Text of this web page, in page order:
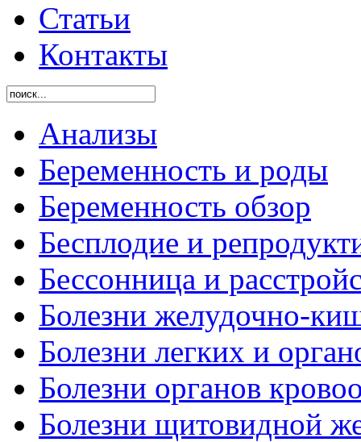
Статьи
Контакты
Анализы
Беременность и роды
Беременность обзор
Бесплодие и
Бессонница и
Болезни желудочно-
Болезни легких и
Болезни органов
Болезни щитовидной